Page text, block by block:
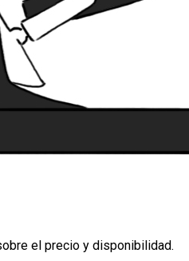
el precio y disponibilidad.